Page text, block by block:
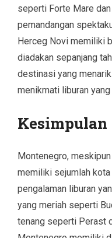
seperti Forte Mare
pemandangan
Herceg Novi memiliki
diadakan sepanjang
destinasi yang
menikmati liburan
Kesimpulan
Montenegro,
memiliki sejumlah
pengalaman liburan
yang meriah seperti
tenang seperti Perast